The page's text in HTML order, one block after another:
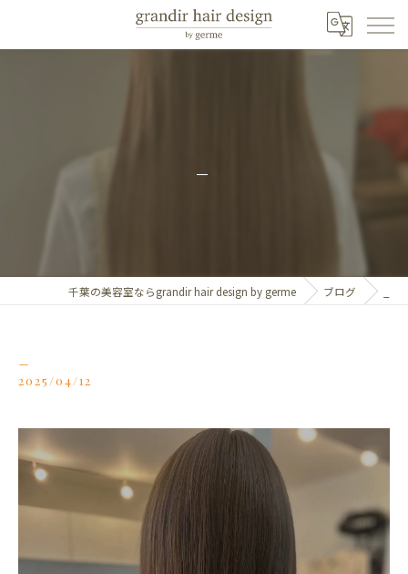
千葉の美容室ならgrandir hair design by germe ブログ
2025/04/12